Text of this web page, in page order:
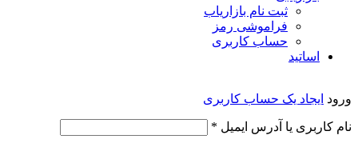
ثبت نام بازاریاب
فراموشی رمز
حساب کاربری
اساتید
ورود ایجاد یک حساب کاربری
نام کاربری یا آدرس ایمیل *